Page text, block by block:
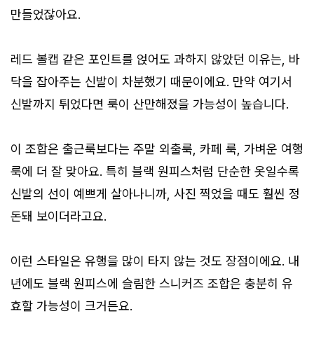
만들었잖아요.
레드 볼캡 같은 포인트를 얹어도 과하지 않았던 이유는, 바
닥을 잡아주는 신발이 차분했기 때문이에요. 만약 여기서
신발까지 튀었다면 룩이 산만해졌을 가능성이 높습니다.
이 조합은 출근룩보다는 주말 외출룩, 카페 룩, 가벼운 여행
룩에 더 잘 맞아요. 특히 블랙 원피스처럼 단순한 옷일수록
신발의 선이 예쁘게 살아나니까, 사진 찍었을 때도 훨씬 정
돈돼 보이더라고요.
이런 스타일은 유행을 많이 타지 않는 것도 장점이에요. 내
년에도 블랙 원피스에 슬림한 스니커즈 조합은 충분히 유
효할 가능성이 크거든요.